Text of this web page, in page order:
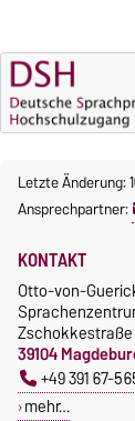
Letzte Änderung:
Ansprechpartner:
KONTAKT
Otto-von-
Zschokkestraße
39104
+49 391 67-
mehr…